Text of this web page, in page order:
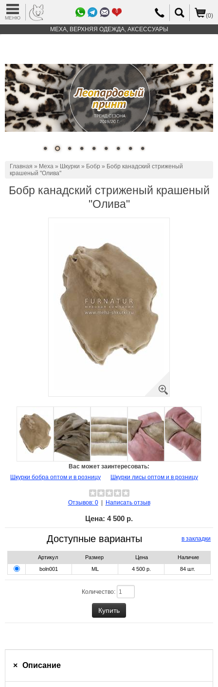
МЕНЮ
0
(0)
МЕХА, ВЕРХНЯЯ ОДЕЖДА, АКСЕССУАРЫ
Главная » Меха » Шкурки » Бобр » Бобр канадский стриженый
крашеный "Олива"
Бобр канадский стриженый крашеный
"Олива"
Вас может заинтересовать:
Шкурки бобра оптом и в розницу
Шкурки лисы оптом и в розницу
Отзывов: 0| Написать отзыв
Цена: 4 500 р.
в закладки
Доступные варианты
Артикул Размер Цена
Наличие
boln001
ML 4 500 р. 84 шт.
Количество:
Описание